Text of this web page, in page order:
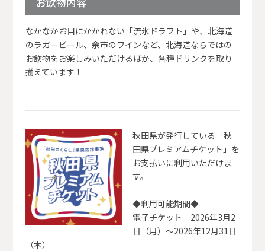
なかなかお目にかかれない「流氷ドラフト」や、北海道
のラガービール、余市のワインなど、北海道ならではの
お飲物をお楽しみいただけるほか、各種ドリンクを取り
揃えています！
秋田県が発行している「秋
田県プレミアムチケット」を
お支払いに利用いただけま
す。
◆利用可能期間◆
電子チケット 2026年3月2
日（月）～2026年12月31日
（木）